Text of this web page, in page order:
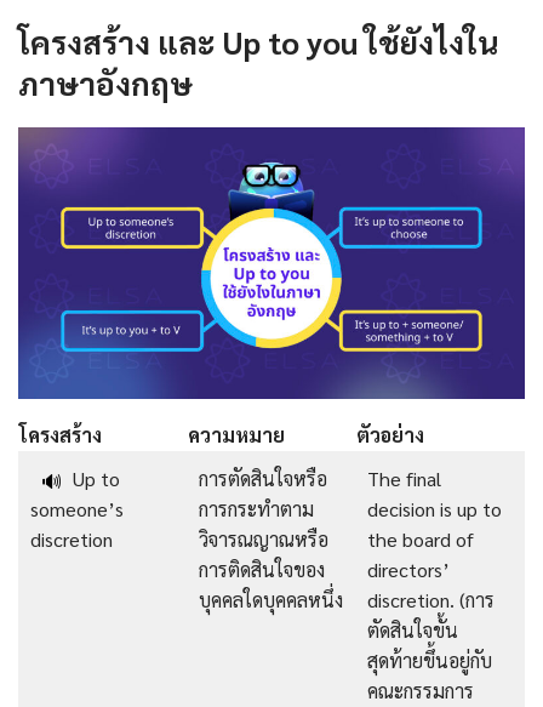
โครงสร้าง และ Up to you ใช้ยังไงใน
ภาษาอังกฤษ
โครงสร้าง ความหมาย
ตัวอย่าง
🔊 Up to
someone’s
discretion
การตัดสินใจหรือ
การกระทำตาม
วิจารณญาณหรือ
การติดสินใจของ
บุคคลใดบุคคลหนึ่ง
The final
decision is up to
the board of
directors’
discretion. (การ
ตัดสินใจขั้น
สุดท้ายขึ้นอยู่กับ
คณะกรรมการ